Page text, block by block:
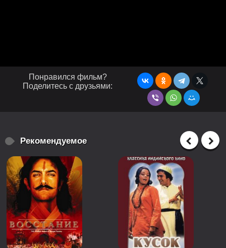
Понравился фильм?
Поделитесь с друзьями:
Рекомендуемое